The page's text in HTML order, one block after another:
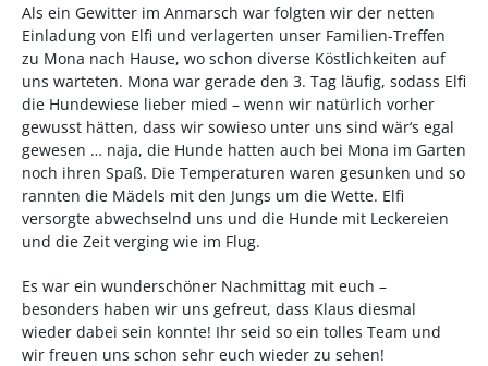
Als ein Gewitter im Anmarsch war folgten wir der netten
Einladung von Elfi und verlagerten unser Familien-Treffen
zu Mona nach Hause, wo schon diverse Köstlichkeiten auf
uns warteten. Mona war gerade den 3. Tag läufig, sodass Elfi
die Hundewiese lieber mied – wenn wir natürlich vorher
gewusst hätten, dass wir sowieso unter uns sind wär‘s egal
gewesen … naja, die Hunde hatten auch bei Mona im Garten
noch ihren Spaß. Die Temperaturen waren gesunken und so
rannten die Mädels mit den Jungs um die Wette. Elfi
versorgte abwechselnd uns und die Hunde mit Leckereien
und die Zeit verging wie im Flug.
Es war ein wunderschöner Nachmittag mit euch –
besonders haben wir uns gefreut, dass Klaus diesmal
wieder dabei sein konnte! Ihr seid so ein tolles Team und
wir freuen uns schon sehr euch wieder zu sehen!